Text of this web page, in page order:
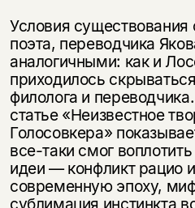
Условия существования
поэта, переводчика
аналогичными: как и
приходилось
филолога и переводчика.
статье «Неизвестное
Голосовкера»
все-таки смог
идеи — конфликт рацио
современную эпоху,